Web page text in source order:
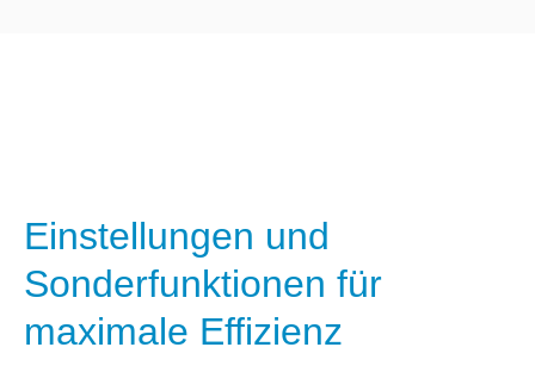
Einstellungen und
Sonderfunktionen für
maximale Effizienz